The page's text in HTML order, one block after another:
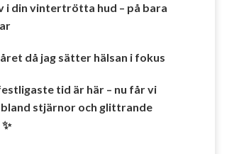
i din vintertrötta hud – på bara
året då jag sätter hälsan i fokus
tid är här – nu får vi
bland stjärnor och glittrande